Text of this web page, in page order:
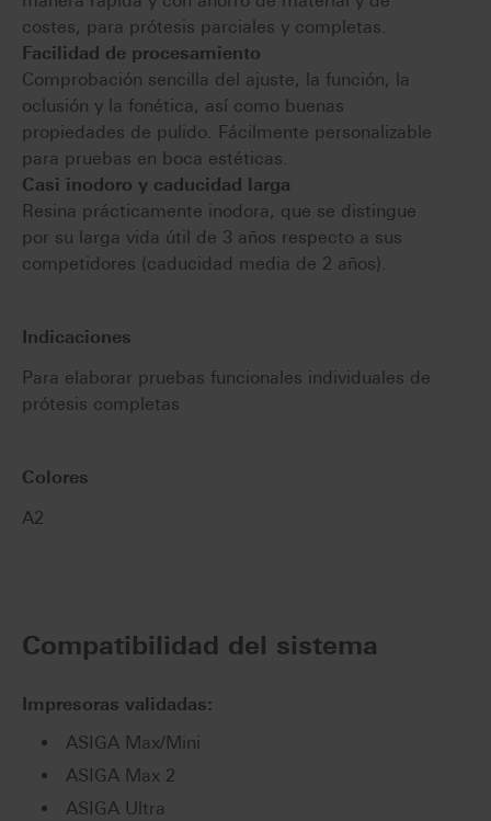
costes, para prótesis parciales y completas.
Facilidad de procesamiento
Comprobación sencilla del ajuste, la función, la
oclusión y la fonética, así como buenas
propiedades de pulido. Fácilmente personalizable
para pruebas en boca estéticas.
Casi inodoro y caducidad larga
Resina prácticamente inodora, que se distingue
por su larga vida útil de 3 años respecto a sus
competidores (caducidad media de 2 años).
Indicaciones
Para elaborar pruebas funcionales individuales de
prótesis completas
Colores
A2
Compatibilidad del sistema
Impresoras validadas:
ASIGA Max/Mini
ASIGA Max 2
ASIGA Ultra